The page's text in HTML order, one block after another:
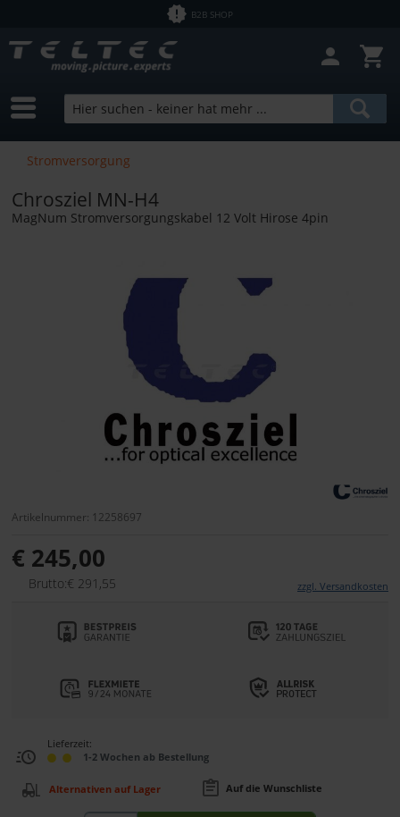
B2B SHOP
Stromversorgung
Chrosziel MN-H4
MagNum Stromversorgungskabel 12 Volt Hirose 4pin
Artikelnummer: 12258697
€ 245,00
Brutto:€ 291,55 zzgl. Versandkosten
Lieferzeit:
1-2 Wochen ab Bestellung
Alternativen auf Lager Auf die Wunschliste